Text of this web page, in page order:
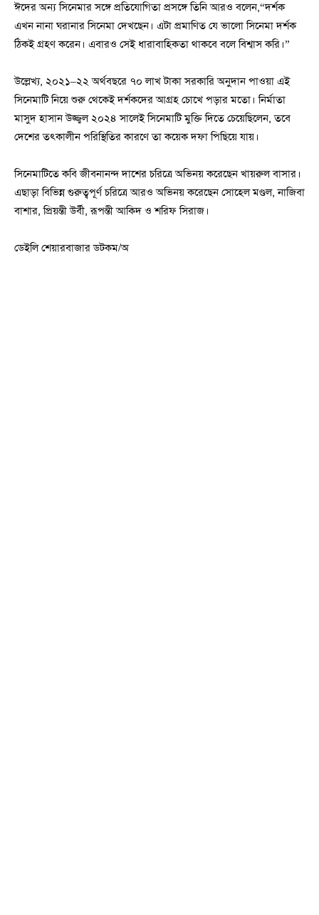
ঈদের অন্য সিনেমার সঙ্গে প্রতিযোগিতা প্রসঙ্গে তিনি আরও বলেন,“দর্শক
এখন নানা ঘরানার সিনেমা দেখছেন। এটা প্রমাণিত যে ভালো সিনেমা দর্শক
ঠিকই গ্রহণ করেন। এবারও সেই ধারাবাহিকতা থাকবে বলে বিশ্বাস করি।”
উল্লেখ্য, ২০২১–২২ অর্থবছরে ৭০ লাখ টাকা সরকারি অনুদান পাওয়া এই
সিনেমাটি নিয়ে শুরু থেকেই দর্শকদের আগ্রহ চোখে পড়ার মতো। নির্মাতা
মাসুদ হাসান উজ্জ্বল ২০২৪ সালেই সিনেমাটি মুক্তি দিতে চেয়েছিলেন, তবে
দেশের তৎকালীন পরিস্থিতির কারণে তা কয়েক দফা পিছিয়ে যায়।
সিনেমাটিতে কবি জীবনানন্দ দাশের চরিত্রে অভিনয় করেছেন খায়রুল বাসার।
এছাড়া বিভিন্ন গুরুত্বপূর্ণ চরিত্রে আরও অভিনয় করেছেন সোহেল মণ্ডল, নাজিবা
বাশার, প্রিয়ন্তী উর্বী, রূপন্তী আকিদ ও শরিফ সিরাজ।
ডেইলি শেয়ারবাজার ডটকম/অ